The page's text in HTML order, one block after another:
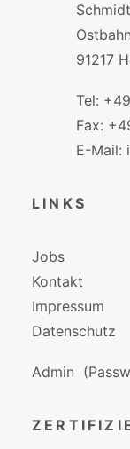
91217
Tel:
Fax:
E-Mail:
LINKS
Jobs
Kontakt
Impressum
Datenschutz
Admin